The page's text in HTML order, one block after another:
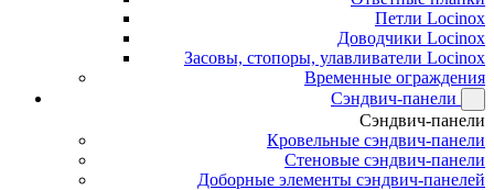
Петли Locinox
Доводчики Locinox
Засовы, стопоры, улавливатели Locinox
Временные ограждения
Сэндвич-панели
Сэндвич-панели
Кровельные сэндвич-панели
Стеновые сэндвич-панели
Доборные элементы сэндвич-панелей